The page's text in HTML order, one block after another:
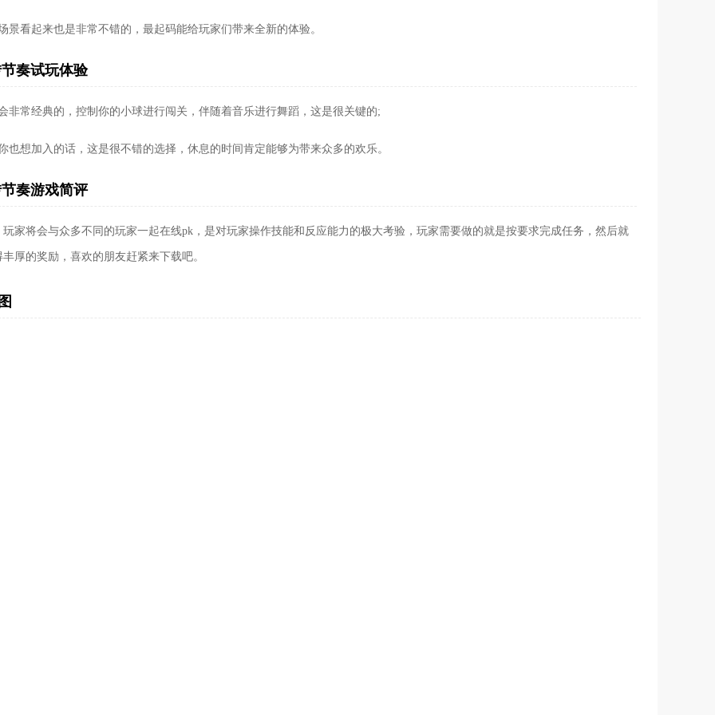
景看起来也是非常不错的，最起码能给玩家们带来全新的体验。
奏试玩体验
非常经典的，控制你的小球进行闯关，伴随着音乐进行舞蹈，这是很关键的;
也想加入的话，这是很不错的选择，休息的时间肯定能够为带来众多的欢乐。
奏游戏简评
玩家将会与众多不同的玩家一起在线pk，是对玩家操作技能和反应能力的极大考验，玩家需要做的就是按要求完成任务，然后就
厚的奖励，喜欢的朋友赶紧来下载吧。